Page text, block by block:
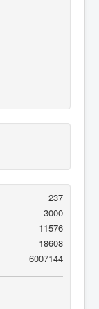
237
3000
11576
18608
6007144